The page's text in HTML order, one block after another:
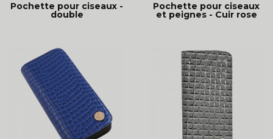
Pochette pour ciseaux -
double
Pochette pour ciseaux
et peignes - Cuir rose